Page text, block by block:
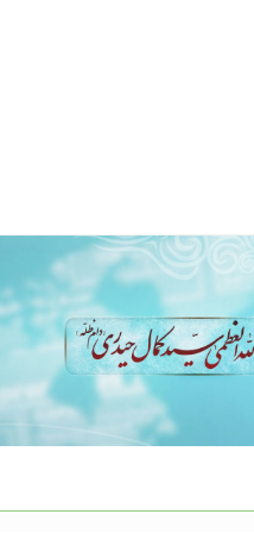
برگه نمونه بلاگ پرداخت